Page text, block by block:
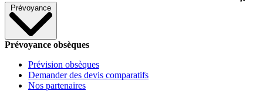
Prévoyance
Prévoyance obsèques
Prévision obsèques
Demander des devis comparatifs
Nos partenaires